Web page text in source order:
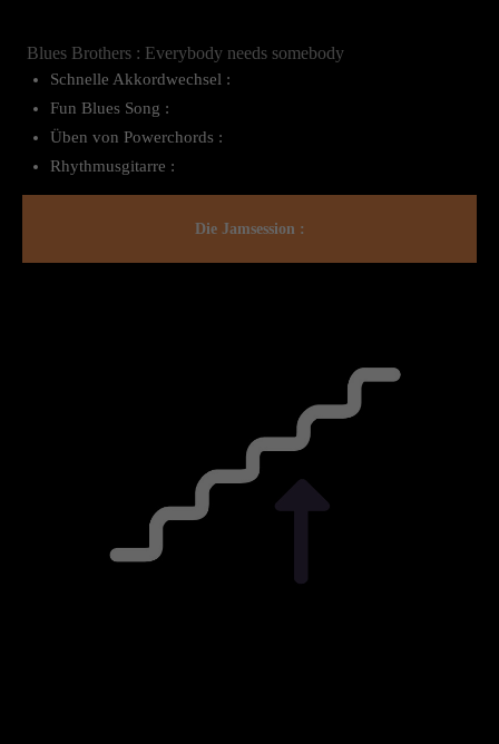
Blues Brothers : Everybody needs somebody
Schnelle Akkordwechsel :
Fun Blues Song :
Üben von Powerchords :
Rhythmusgitarre :
Die Jamsession :